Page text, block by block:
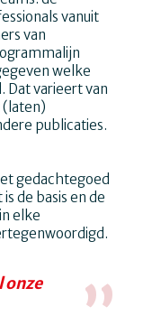
vanuit
van
welke
Dat varieert van
publicaties.
gedachtegoed
de basis en de
elke
onze